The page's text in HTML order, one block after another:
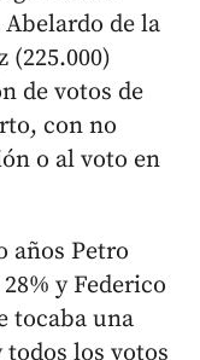
de la
(225.000)
de votos de
con no
o al voto en
años Petro
y Federico
tocaba una
los votos